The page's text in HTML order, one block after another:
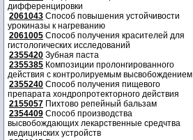
дифференцировки
2061043 Способ повышения устойчивости
урокиназы к нагреванию
2061005 Способ получения красителей для
гистологических исследований
2355420 Зубная паста
2355385 Композиции пролонгированного
действия с контролируемым высвобождением
2355240 Способ получения пищевого
препарата хондропротекторного действия
2155057 Пихтово репейный бальзам
2354409 Способ производства
высвобождающих лекарственные средчтва
медицинских устройств